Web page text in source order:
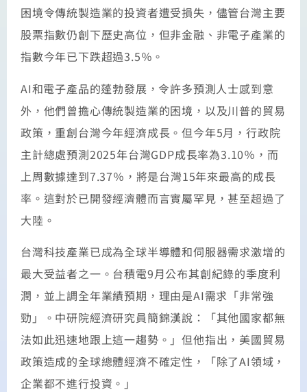
困境令傳統製造業的投資者遭受損失，儘管台灣主要
股票指數仍創下歷史高位，但非金融、非電子產業的
指數今年已下跌超過3.5％。
AI和電子產品的蓬勃發展，令許多預測人士感到意
外，他們曾擔心傳統製造業的困境，以及川普的貿易
政策，重創台灣今年經濟成長。但今年5月，行政院
主計總處預測2025年台灣GDP成長率為3.10％，而
上周數據達到7.37％，將是台灣15年來最高的成長
率。這對於已開發經濟體而言實屬罕見，甚至超過了
大陸。
台灣科技產業已成為全球半導體和伺服器需求激增的
最大受益者之一。台積電9月公布其創紀錄的季度利
潤，並上調全年業績預期，理由是AI需求「非常強
勁」。中研院經濟研究員簡錦漢說：「其他國家都無
法如此迅速地跟上這一趨勢。」但他指出，美國貿易
政策造成的全球總體經濟不確定性，「除了AI領域，
企業都不進行投資。」